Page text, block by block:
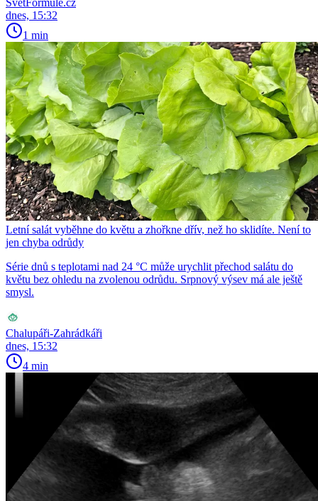
SvětFormule.cz
dnes, 15:32
1 min
Letní salát vyběhne do květu a zhořkne dřív, než ho sklidíte. Není to
jen chyba odrůdy
Série dnů s teplotami nad 24 °C může urychlit přechod salátu do
květu bez ohledu na zvolenou odrůdu. Srpnový výsev má ale ještě
smysl.
Chalupáři-Zahrádkáři
dnes, 15:32
4 min